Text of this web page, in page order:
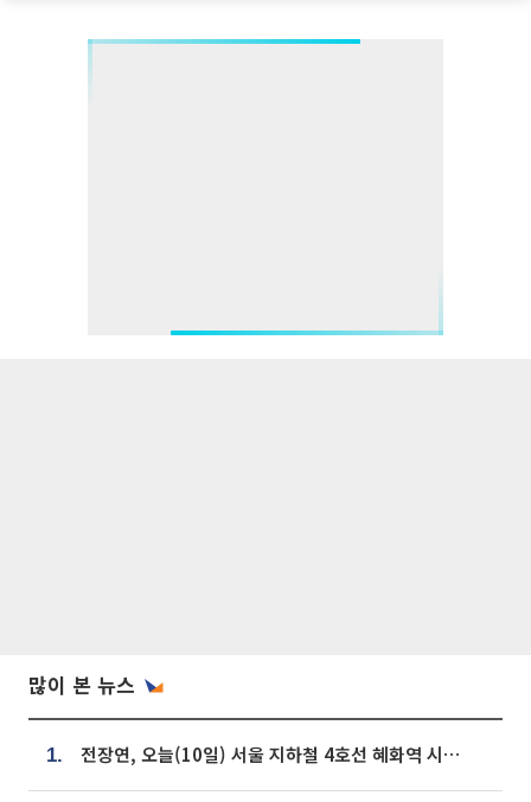
많이 본 뉴스
1. 전장연, 오늘(10일) 서울 지하철 4호선 혜화역 시위…1호선 용산역 무정차